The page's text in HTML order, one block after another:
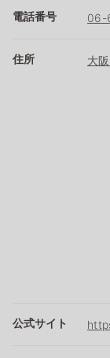
電話番号 06-
住所 大
公式サイト